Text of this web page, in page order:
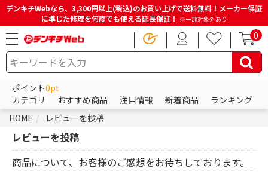
デンキチWebなら、3,300円以上(税込)のお買い上げで送料無料！メーカー保証
に準じた修理を何度でも使える延長保証！ ※一部対象外あり
0
ポイント0pt
カテゴリ
おすすめ商品 注目情報 新着商品
ランキング
HOME
レビューを投稿
レビューを投稿
商品について、お客様のご感想をお待ちしております。